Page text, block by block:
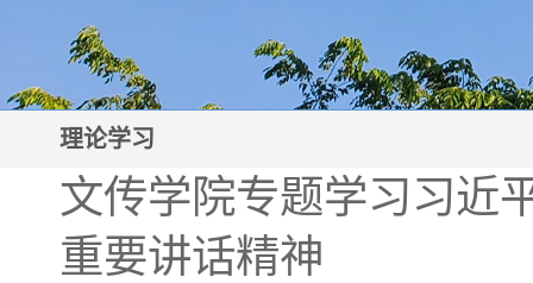
理论学习
文传学院专题学习习近
重要讲话精神